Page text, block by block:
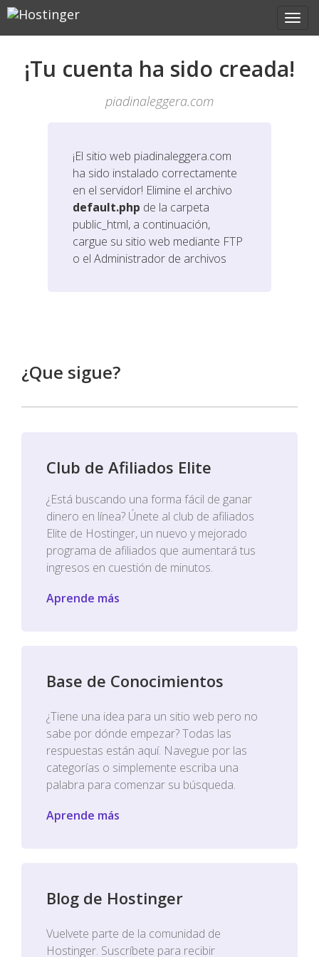
¡Tu cuenta ha sido creada!
piadinaleggera.com
¡El sitio web piadinaleggera.com
ha sido instalado correctamente
en el servidor! Elimine el archivo
default.php de la carpeta
public_html, a continuación,
cargue su sitio web mediante FTP
o el Administrador de archivos
¿Que sigue?
Club de Afiliados Elite
¿Está buscando una forma fácil de ganar
dinero en línea? Únete al club de afiliados
Elite de Hostinger, un nuevo y mejorado
programa de afiliados que aumentará tus
ingresos en cuestión de minutos.
Aprende más
Base de Conocimientos
¿Tiene una idea para un sitio web pero no
sabe por dónde empezar? Todas las
respuestas están aquí. Navegue por las
categorías o simplemente escriba una
palabra para comenzar su búsqueda.
Aprende más
Blog de Hostinger
Vuelvete parte de la comunidad de
Hostinger. Suscríbete para recibir